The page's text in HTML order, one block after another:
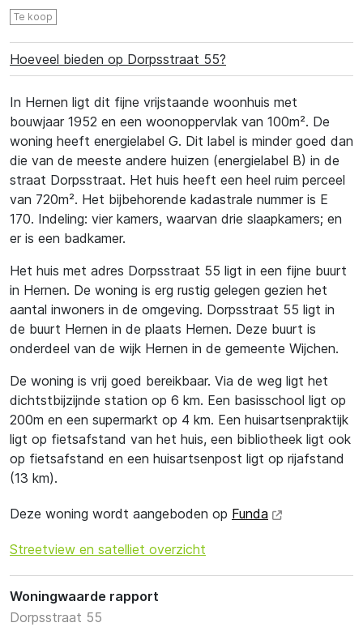
Te koop
Hoeveel bieden op Dorpsstraat 55?
In Hernen ligt dit fijne vrijstaande woonhuis met
bouwjaar 1952 en een woonoppervlak van 100m². De
woning heeft energielabel G. Dit label is minder goed dan
die van de meeste andere huizen (energielabel B) in de
straat Dorpsstraat. Het huis heeft een heel ruim perceel
van 720m². Het bijbehorende kadastrale nummer is E
170. Indeling: vier kamers, waarvan drie slaapkamers; en
er is een badkamer.
Het huis met adres Dorpsstraat 55 ligt in een fijne buurt
in Hernen. De woning is erg rustig gelegen gezien het
aantal inwoners in de omgeving. Dorpsstraat 55 ligt in
de buurt Hernen in de plaats Hernen. Deze buurt is
onderdeel van de wijk Hernen in de gemeente Wijchen.
De woning is vrij goed bereikbaar. Via de weg ligt het
dichtstbijzijnde station op 6 km. Een basisschool ligt op
200m en een supermarkt op 4 km. Een huisartsenpraktijk
ligt op fietsafstand van het huis, een bibliotheek ligt ook
op fietsafstand en een huisartsenpost ligt op rijafstand
(13 km).
Deze woning wordt aangeboden op Funda
Streetview en satelliet overzicht
Woningwaarde rapport
Dorpsstraat 55